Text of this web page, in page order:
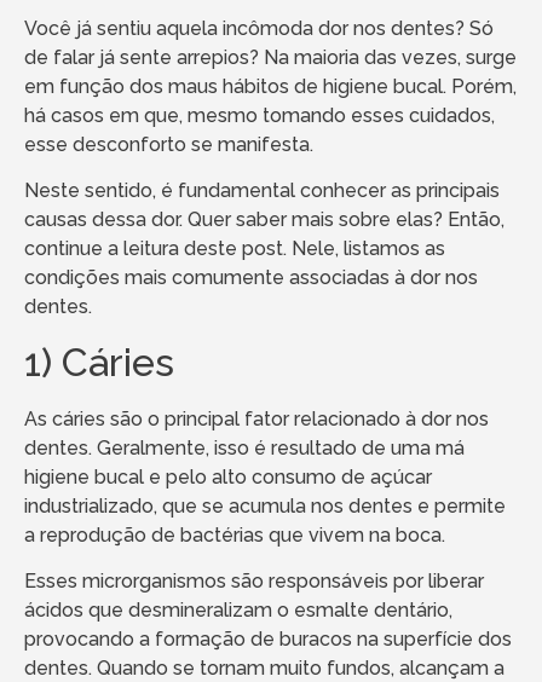
Você já sentiu aquela incômoda dor nos dentes? Só
de falar já sente arrepios? Na maioria das vezes, surge
em função dos maus hábitos de higiene bucal. Porém,
há casos em que, mesmo tomando esses cuidados,
esse desconforto se manifesta.
Neste sentido, é fundamental conhecer as principais
causas dessa dor. Quer saber mais sobre elas? Então,
continue a leitura deste post. Nele, listamos as
condições mais comumente associadas à dor nos
dentes.
1) Cáries
As cáries são o principal fator relacionado à dor nos
dentes. Geralmente, isso é resultado de uma má
higiene bucal e pelo alto consumo de açúcar
industrializado, que se acumula nos dentes e permite
a reprodução de bactérias que vivem na boca.
Esses microrganismos são responsáveis por liberar
ácidos que desmineralizam o esmalte dentário,
provocando a formação de buracos na superfície dos
dentes. Quando se tornam muito fundos, alcançam a